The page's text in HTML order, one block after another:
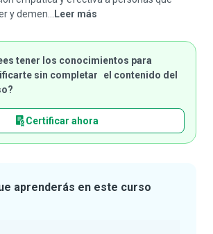
y demen...
Leer más
tener los conocimientos para
sin completar el contenido del
Certificar ahora
aprenderás en este curso